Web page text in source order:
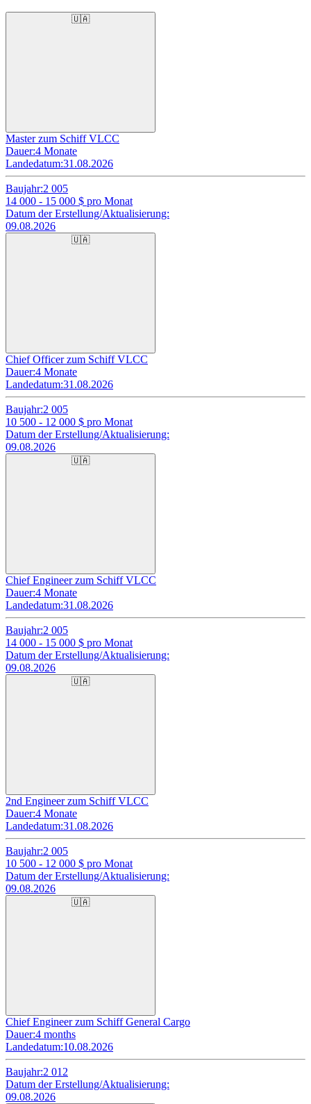
🇺🇦
Master zum Schiff VLCC
Dauer:4 Monate
Landedatum:31.08.2026
Baujahr:2 005
14 000 - 15 000 $ pro Monat
Datum der Erstellung/Aktualisierung:
09.08.2026
🇺🇦
Chief Officer zum Schiff VLCC
Dauer:4 Monate
Landedatum:31.08.2026
Baujahr:2 005
10 500 - 12 000 $ pro Monat
Datum der Erstellung/Aktualisierung:
09.08.2026
🇺🇦
Chief Engineer zum Schiff VLCC
Dauer:4 Monate
Landedatum:31.08.2026
Baujahr:2 005
14 000 - 15 000 $ pro Monat
Datum der Erstellung/Aktualisierung:
09.08.2026
🇺🇦
2nd Engineer zum Schiff VLCC
Dauer:4 Monate
Landedatum:31.08.2026
Baujahr:2 005
10 500 - 12 000 $ pro Monat
Datum der Erstellung/Aktualisierung:
09.08.2026
🇺🇦
Chief Engineer zum Schiff General Cargo
Dauer:4 months
Landedatum:10.08.2026
Baujahr:2 012
Datum der Erstellung/Aktualisierung:
09.08.2026